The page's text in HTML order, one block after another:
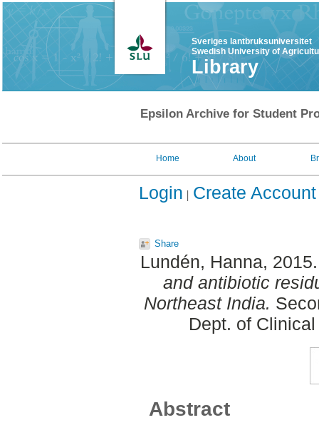
Sveriges lantbruksuniversitet
Swedish University of
Library
Epsilon Archive for Student
Home About
Login Create Account
Share
Lundén, Hanna,
and antibiotic
Northeast India.
Dept. of
Abstract